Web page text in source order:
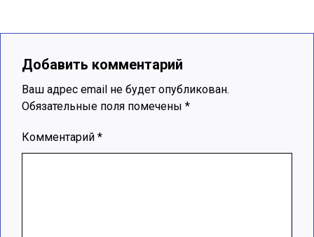
Добавить комментарий
Ваш адрес email не будет опубликован.
Обязательные поля помечены *
Комментарий *